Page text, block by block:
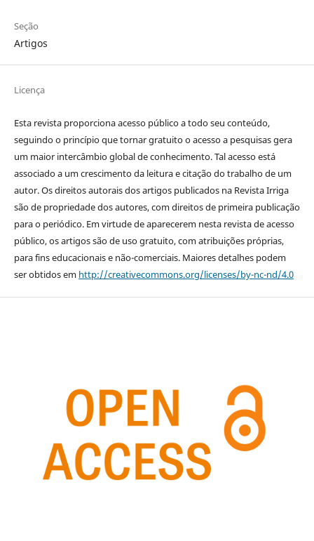
Seção
Artigos
Licença
Esta revista proporciona acesso público a todo seu conteúdo,
seguindo o princípio que tornar gratuito o acesso a pesquisas gera
um maior intercâmbio global de conhecimento. Tal acesso está
associado a um crescimento da leitura e citação do trabalho de um
autor. Os direitos autorais dos artigos publicados na Revista Irriga
são de propriedade dos autores, com direitos de primeira publicação
para o periódico. Em virtude de aparecerem nesta revista de acesso
público, os artigos são de uso gratuito, com atribuições próprias,
para fins educacionais e não-comerciais. Maiores detalhes podem
ser obtidos em http://creativecommons.org/licenses/by-nc-nd/4.0